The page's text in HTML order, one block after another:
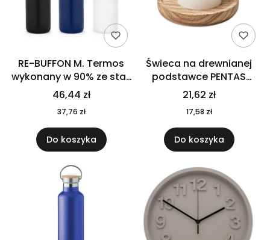
RE-BUFFON M. Termos
wykonany w 90% ze stali
nierdzewnej
pochodzącej z
recyklingu 520 ml 94294
46,44 zł
37,76 zł
Do koszyka
Świeca na drewnianej
podstawce PENTAS
MO6282-40
21,62 zł
17,58 zł
Do koszyka